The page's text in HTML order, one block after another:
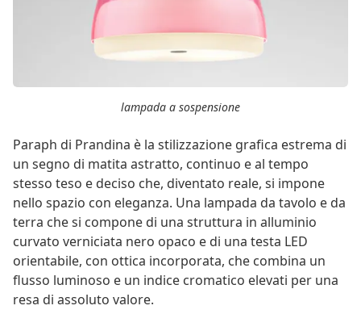
lampada a sospensione
Paraph di Prandina è la stilizzazione grafica estrema di
un segno di matita astratto, continuo e al tempo
stesso teso e deciso che, diventato reale, si impone
nello spazio con eleganza. Una lampada da tavolo e da
terra che si compone di una struttura in alluminio
curvato verniciata nero opaco e di una testa LED
orientabile, con ottica incorporata, che combina un
flusso luminoso e un indice cromatico elevati per una
resa di assoluto valore.